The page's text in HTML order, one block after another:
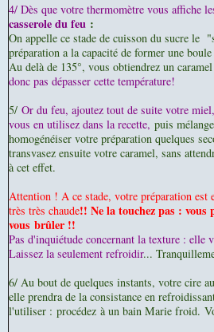
4/ Dès que votre thermomètre vous affiche
casserole du feu :
On appelle ce stade de cuisson du sucre le
préparation a la capacité de former une
Au delà de 135°, vous obtiendrez un
donc pas dépasser cette température!
5/ Or du feu, ajoutez tout de suite votre
vous en utilisez dans la recette, puis
homogénéiser votre préparation quelques
transvasez ensuite votre caramel, sans
à cet effet.
Attention ! A ce stade, votre préparation est
très très chaude!! Ne la touchez pas : vous
vous brûler !!
Pas d'inquiétude concernant la texture : elle
Laissez la seulement refroidir...
6/ Au bout de quelques instants, votre cire
elle prendra de la consistance en
l'utiliser : procédez à un bain Marie froid.